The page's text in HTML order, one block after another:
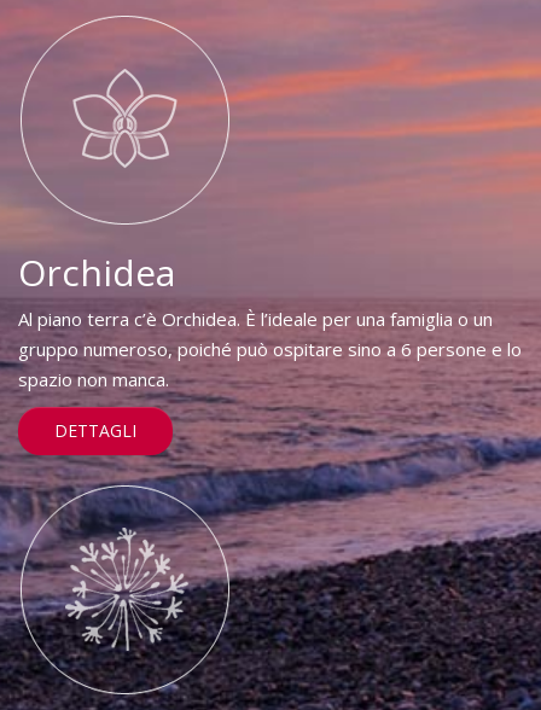
Orchidea
Al piano terra c’è Orchidea. È l’ideale per una famiglia o un
gruppo numeroso, poiché può ospitare sino a 6 persone e lo
spazio non manca.
DETTAGLI